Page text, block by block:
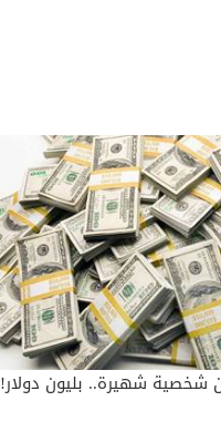
شخصية شهيرة.. بليون دولار!